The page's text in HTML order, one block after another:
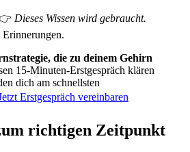
Dieses Wissen wird gebraucht.
Erinnerungen.
die zu deinem Gehirn
15-Minuten-Erstgespräch klären
dich am schnellsten
Erstgespräch vereinbaren
richtigen Zeitpunkt